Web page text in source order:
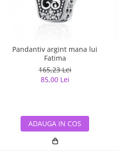
Pandantiv argint mana lui
Fatima
165,23 Lei
85,00 Lei
ADAUGA IN COS